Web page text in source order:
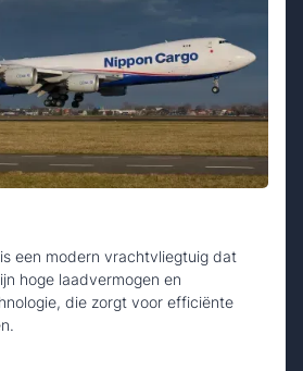
een modern vrachtvliegtuig dat
hoge laadvermogen en
die zorgt voor efficiënte